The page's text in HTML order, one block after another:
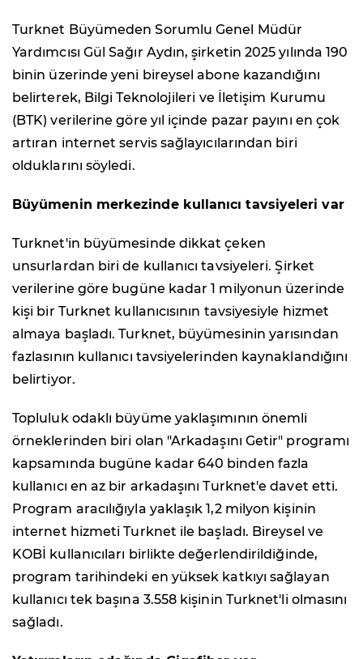
Turknet Büyümeden Sorumlu Genel Müdür
Yardımcısı Gül Sağır Aydın, şirketin 2025 yılında 190
binin üzerinde yeni bireysel abone kazandığını
belirterek, Bilgi Teknolojileri ve İletişim Kurumu
(BTK) verilerine göre yıl içinde pazar payını en çok
artıran internet servis sağlayıcılarından biri
olduklarını söyledi.
Büyümenin merkezinde kullanıcı tavsiyeleri var
Turknet'in büyümesinde dikkat çeken
unsurlardan biri de kullanıcı tavsiyeleri. Şirket
verilerine göre bugüne kadar 1 milyonun üzerinde
kişi bir Turknet kullanıcısının tavsiyesiyle hizmet
almaya başladı. Turknet, büyümesinin yarısından
fazlasının kullanıcı tavsiyelerinden kaynaklandığını
belirtiyor.
Topluluk odaklı büyüme yaklaşımının önemli
örneklerinden biri olan "Arkadaşını Getir" programı
kapsamında bugüne kadar 640 binden fazla
kullanıcı en az bir arkadaşını Turknet'e davet etti.
Program aracılığıyla yaklaşık 1,2 milyon kişinin
internet hizmeti Turknet ile başladı. Bireysel ve
KOBİ kullanıcıları birlikte değerlendirildiğinde,
program tarihindeki en yüksek katkıyı sağlayan
kullanıcı tek başına 3.558 kişinin Turknet'li olmasını
sağladı.